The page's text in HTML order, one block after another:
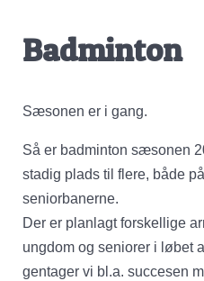
Badminton
Sæsonen er i gang.
Så er badminton sæsonen
stadig plads til flere, både
seniorbanerne.
Der er planlagt forskellige
ungdom og seniorer i løbet
gentager vi bl.a. succesen